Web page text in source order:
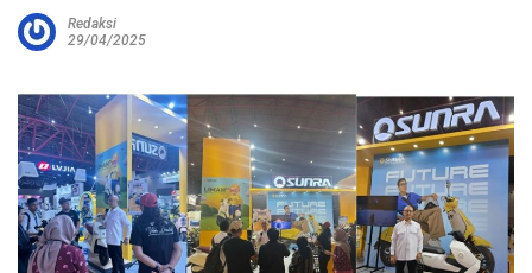
Redaksi
29/04/2025